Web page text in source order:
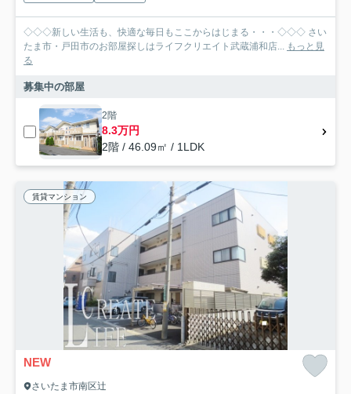
◇◇◇新しい生活も、快適な毎日もここからはじまる・・・◇◇◇ さい
たま市・戸田市のお部屋探しはライフクリエイト武蔵浦和店... もっと見
る
募集中の部屋
2階
8.3万円
2階 / 46.09㎡ / 1LDK
賃貸マンション
NEW
さいたま市南区辻